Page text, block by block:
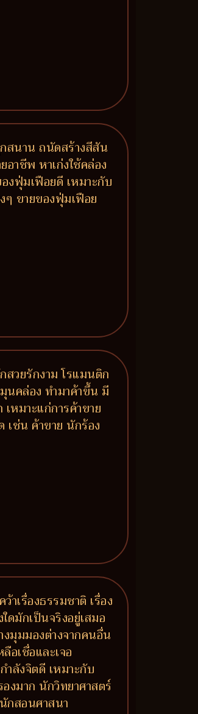
สนาน ถนัดสร้างสีสัน
าชีพ หาเก่งใช้คล่อง
งฟุ่มเฟือยดี เหมาะกับ
ๆ ขายของฟุ่มเฟือย
สวยรักงาม โรแมนติก
มุนคล่อง ทำมาค้าขึ้น มี
หมาะแก่การค้าขาย
เช่น ค้าขาย นักร้อง
เรื่องธรรมชาติ เรื่อง
ดมักเป็นจริงอยู่เสมอ
มุมมองต่างจากคนอื่น
อเชื่อและเจอ
ำลังจิตดี เหมาะกับ
งมาก นักวิทยาศาสตร์
กสอนศาสนา